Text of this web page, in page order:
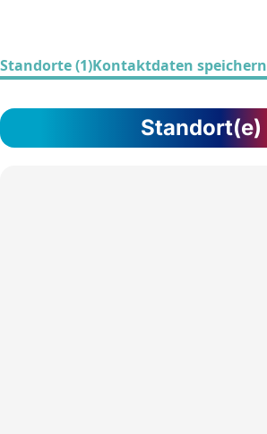
Standorte (1)Kontaktdaten speichern
Standort(e)